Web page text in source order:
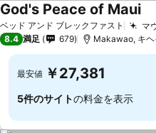
ベッド アンド ブレックファスト
God's Peace of Maui料
8.4 満足 679 Makawao, キ
最安値 ￥27,381
5件のサイトの料金を表示